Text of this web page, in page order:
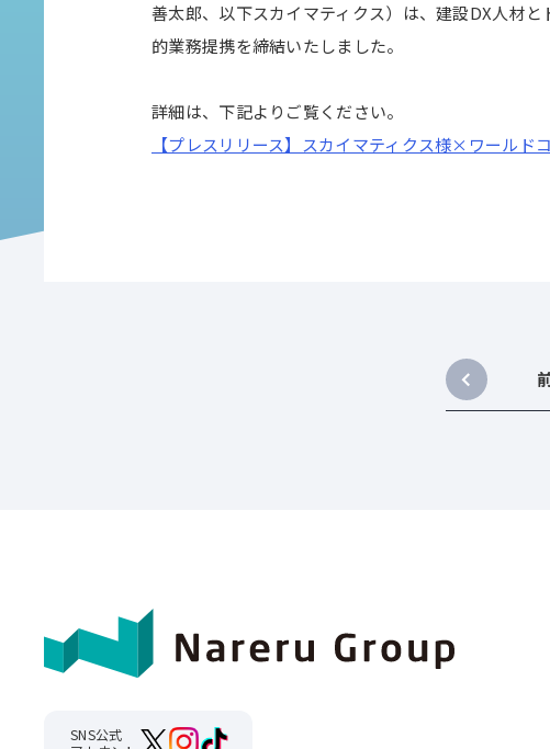
善太郎、以下スカイマティクス）は、建設DX人材
的業務提携を締結いたしました。
詳細は、下記よりご覧ください。
【プレスリリース】スカイマティクス様×ワール
SNS公式